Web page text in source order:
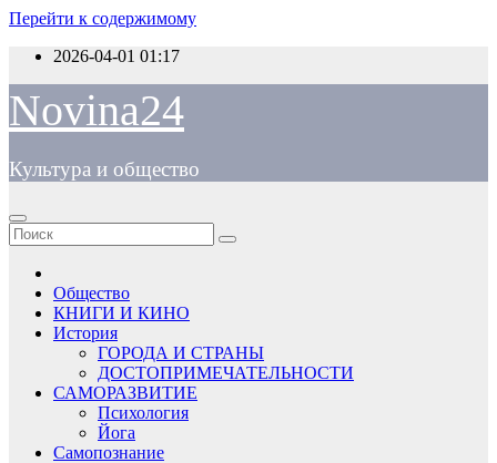
Перейти к содержимому
2026-04-01 01:17
Novina24
Культура и общество
Общество
КНИГИ И КИНО
История
ГОРОДА И СТРАНЫ
ДОСТОПРИМЕЧАТЕЛЬНОСТИ
САМОРАЗВИТИЕ
Психология
Йога
Самопознание